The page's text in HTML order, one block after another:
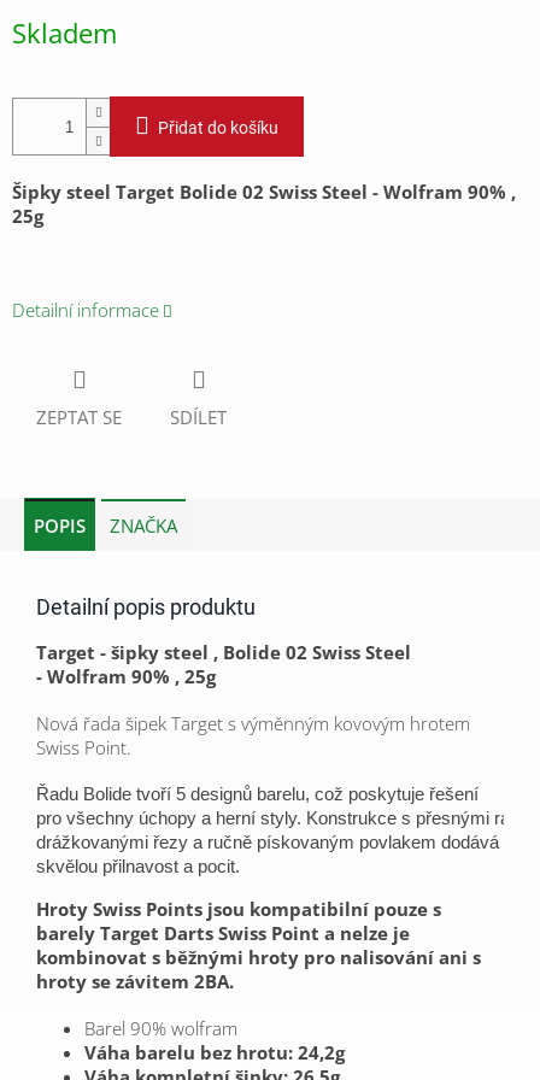
Skladem
Přidat do košíku
Šipky steel Target Bolide 02 Swiss Steel - Wolfram 90% ,
25g
Detailní informace
ZEPTAT SE SDÍLET
POPIS ZNAČKA
Detailní popis produktu
Target - šipky steel , Bolide 02 Swiss Steel
- Wolfram 90% , 25g
Nová řada šipek Target s výměnným kovovým hrotem
Swiss Point.
Řadu Bolide tvoří 5 designů barelu, což poskytuje řešení
pro všechny úchopy a herní styly. Konstrukce s přesnými
drážkovanými řezy a ručně pískovaným povlakem dodává
skvělou přilnavost a pocit.
Hroty Swiss Points jsou kompatibilní pouze s
barely Target Darts Swiss Point a nelze je
kombinovat s běžnými hroty pro nalisování ani s
hroty se závitem 2BA.
Barel 90% wolfram
Váha barelu bez hrotu: 24,2g